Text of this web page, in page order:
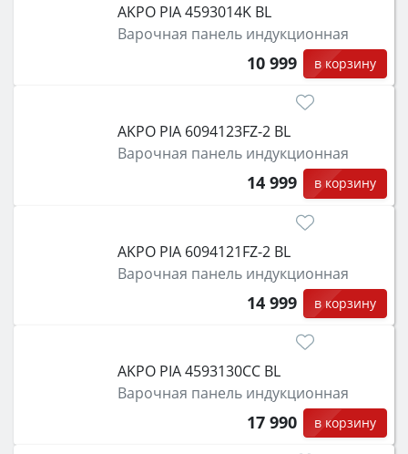
AKPO PIA 4593014K BL
Варочная панель индукционная
10 999 в корзину
AKPO PIA 6094123FZ-2 BL
Варочная панель индукционная
14 999 в корзину
AKPO PIA 6094121FZ-2 BL
Варочная панель индукционная
14 999 в корзину
AKPO PIA 4593130CC BL
Варочная панель индукционная
17 990 в корзину